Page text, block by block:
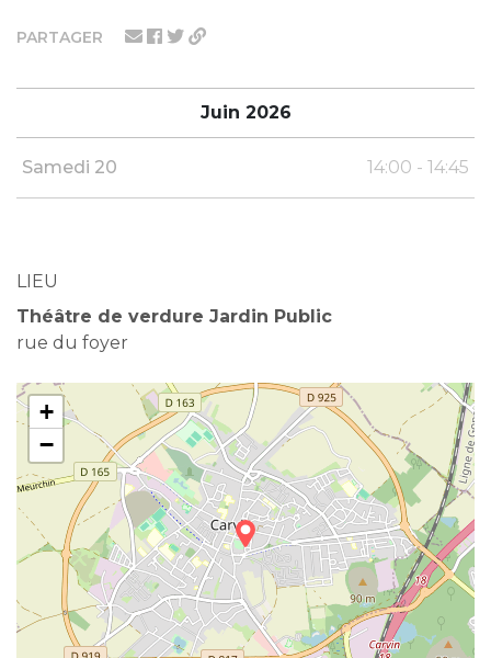
PARTAGER
Juin 2026
Samedi 20 14:00 - 14:45
LIEU
Théâtre de verdure Jardin Public
rue du foyer
+
−